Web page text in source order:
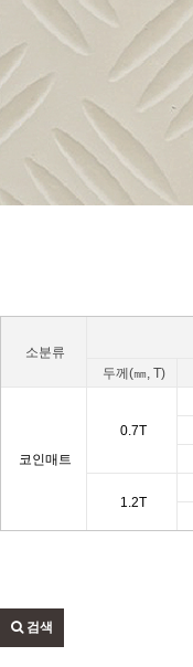
소분류
두께(㎜, T)
코인매트
0.7T
1.2T
검색